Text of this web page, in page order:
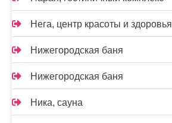
Нега, центр красоты и здоровья
Нижегородская баня
Нижегородская баня
Ника, сауна